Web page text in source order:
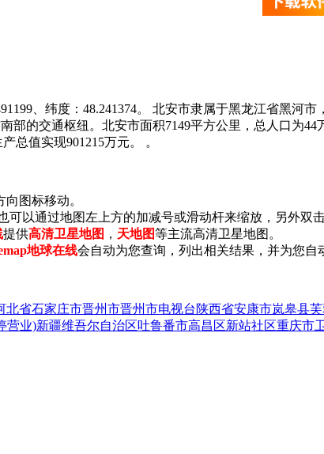
、纬度：48.241374。 北安市隶属于黑龙江省黑河
南部的交通枢纽。北安市面积7149平方公里，总人口为
总值实现901215万元。 。
图标移动。
以通过地图左上方的加减号或滑动杆来缩放，另外双
提供高清卫星地图 ， 天地图等主流高清卫星地图。
地球在线会自动为您查询，列出相关结果，并为您自
北省石家庄市晋州市晋州市电视台 陕西省安康市岚皋县
营业)新疆维吾尔自治区吐鲁番市高昌区新站社区重庆市